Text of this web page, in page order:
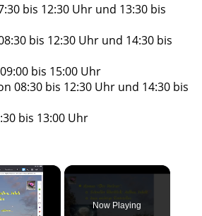
bis 12:30 Uhr und 13:30 bis
bis 12:30 Uhr und 14:30 bis
bis 15:00 Uhr
08:30 bis 12:30 Uhr und 14:30 bis
bis 13:00 Uhr
×
Now Playing